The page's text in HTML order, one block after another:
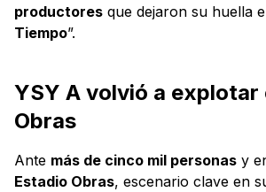
productores que dejaron su huella
Tiempo”.
YSY A volvió a explotar
Obras
Ante más de cinco mil personas y
Estadio Obras, escenario clave en